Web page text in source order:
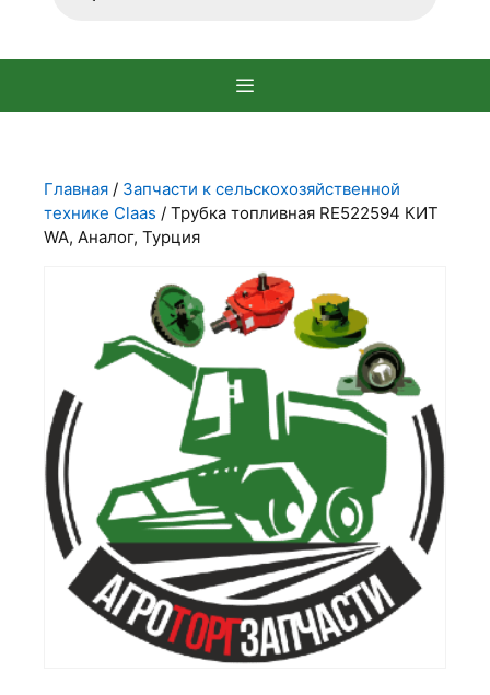
Главная / Запчасти к сельскохозяйственной
технике Claas / Трубка топливная RE522594 КИТ
WA, Аналог, Турция